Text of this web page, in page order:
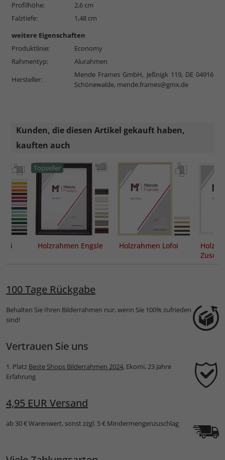
Profilhöhe:
2,6 cm
Falztiefe:
1,48 cm
weitere Eigenschaften
Produktlinie:
Economy
Rahmentyp:
Alurahmen
Hersteller:
Mende Frames GmbH, Jeßnigk 119, DE 04916
Schönewalde, mende.frames@gmx.de
Kunden, die diesen Artikel gekauft haben,
kauften auch
Topseller
Holzrahmen Engsle Holzrahmen Lofoi
100 Tage Rückgabe
Behalten Sie Ihren Bilderrahmen nur, wenn Sie 100% zufrieden
sind!
Vertrauen Sie uns
1. Platz Beste Shops Bilderrahmen 2024, Ekomi, 23 Jahre
Erfahrung
4,95 EUR Versand
ab 30 € Warenwert, sonst zzgl. 5 € Mindermengenzuschlag